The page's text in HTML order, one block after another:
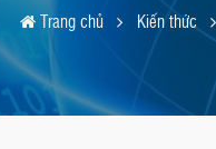
Trang chủ Kiến thức